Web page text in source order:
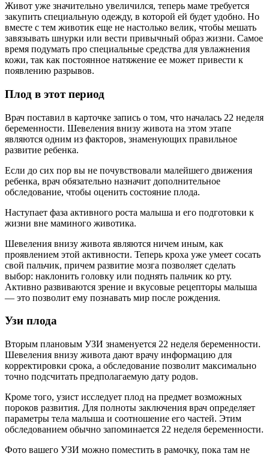
Живот уже значительно увеличился, теперь маме требуется
закупить специальную одежду, в которой ей будет удобно. Но
вместе с тем животик еще не настолько велик, чтобы мешать
завязывать шнурки или вести привычный образ жизни. Самое
время подумать про специальные средства для увлажнения
кожи, так как постоянное натяжение ее может привести к
появлению разрывов.
Плод в этот период
Врач поставил в карточке запись о том, что началась 22 неделя
беременности. Шевеления внизу живота на этом этапе
являются одним из факторов, знаменующих правильное
развитие ребенка.
Если до сих пор вы не почувствовали малейшего движения
ребенка, врач обязательно назначит дополнительное
обследование, чтобы оценить состояние плода.
Наступает фаза активного роста малыша и его подготовки к
жизни вне маминого животика.
Шевеления внизу живота являются ничем иным, как
проявлением этой активности. Теперь кроха уже умеет сосать
свой пальчик, причем развитие мозга позволяет сделать
выбор: наклонить головку или поднять пальчик ко рту.
Активно развиваются зрение и вкусовые рецепторы малыша
— это позволит ему познавать мир после рождения.
Узи плода
Вторым плановым УЗИ знаменуется 22 неделя беременности.
Шевеления внизу живота дают врачу информацию для
корректировки срока, а обследование позволит максимально
точно подсчитать предполагаемую дату родов.
Кроме того, узист исследует плод на предмет возможных
пороков развития. Для полноты заключения врач определяет
параметры тела малыша и соотношение его частей. Этим
обследованием обычно запоминается 22 неделя беременности.
Фото вашего УЗИ можно поместить в рамочку, пока там не